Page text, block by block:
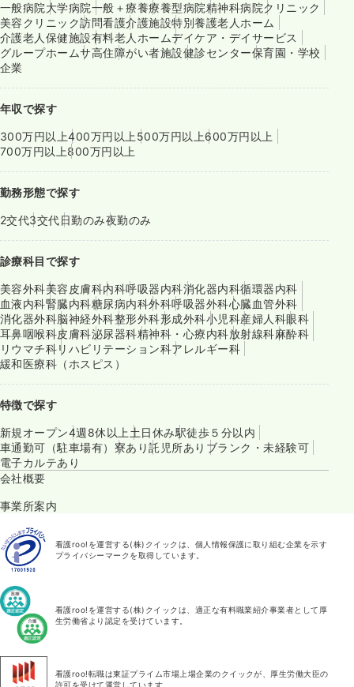
一般病院大学病院一般＋療養療養型病院精神科病院クリニック
美容クリニック訪問看護介護施設特別養護老人ホーム
介護老人保健施設有料老人ホームデイケア・デイサービス
グループホームサ高住障がい者施設健診センター保育園・学校
企業
年収で探す
300万円以上400万円以上 500万円以上600万円以上
700万円以上800万円以上
勤務形態で探す
2交代3交代日勤のみ夜勤のみ
診療科目で探す
美容外科美容皮膚科内科呼吸器内科消化器内科循環器内科
血液内科腎臓内科糖尿病内科外科呼吸器外科心臓血管外科
消化器外科脳神経外科整形外科形成外科小児科産婦人科眼科
耳鼻咽喉科皮膚科泌尿器科精神科・心療内科放射線科麻酔科
リウマチ科リハビリテーション科アレルギー科
緩和医療科（ホスピス）
特徴で探す
新規オープン4週8休以上 土日休み駅徒歩５分以内
車通勤可（駐車場有） 寮あり託児所あり ブランク・未経験可
電子カルテあり
会社概要
事業所案内
看護roo!を運営する(株)クイックは、個人情報保護に取り組む企業を示す
プライバシーマークを取得しています。
看護roo!を運営する(株)クイックは、適正な有料職業紹介事業者として厚
生労働省より認定を受けています。
看護roo!転職は東証プライム市場上場企業のクイックが、厚生労働大臣の
許可を受けて運営しています。